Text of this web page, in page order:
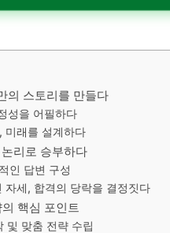
의 스토리를 만들다
성을 어필하다
미래를 설계하다
리로 승부하다
인 답변 구성
자세, 합격의 당락을 결정짓다
핵심 포인트
및 맞춤 전략 수립